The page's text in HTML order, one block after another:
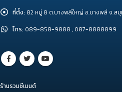
ที่ตั้ง: 82 หมู่ 8 ต.บางพลีใหญ่ อ.บางพลี จ.สมุ
โทร: 089-858-9888 , 087-8888899
ร้านรวมซีเมนต์